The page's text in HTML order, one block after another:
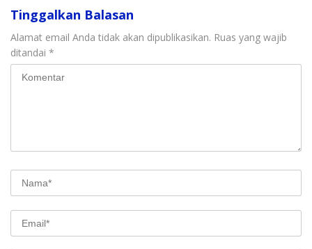
Tinggalkan Balasan
Alamat email Anda tidak akan dipublikasikan. Ruas yang wajib
ditandai *